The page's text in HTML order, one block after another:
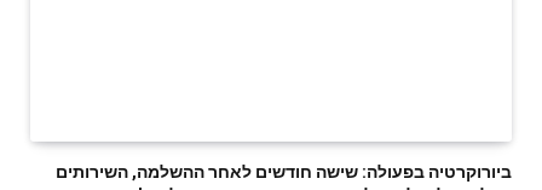
ביורוקרטיה בפעולה: שישה חודשים לאחר ההשלמה, השירותים